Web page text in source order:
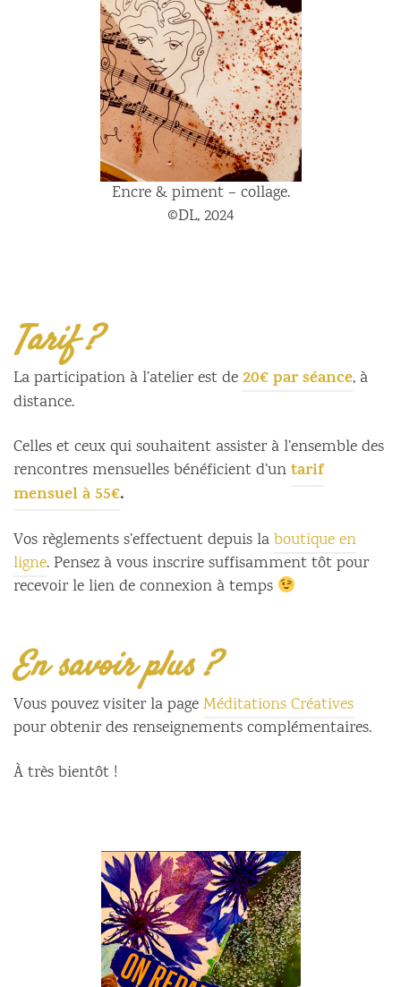
Encre & piment – collage.
©DL, 2024
Tarif ?
La participation à l’atelier est de20€ par séance, à
distance.
Celles et ceux qui souhaitent assister à l’ensemble des
rencontres mensuelles bénéficient d’untarif
mensuel à 55€.
Vos règlements s’effectuent depuis laboutique en
ligne. Pensez à vous inscrire suffisamment tôt pour
recevoir le lien de connexion à temps
En savoir plus ?
Vous pouvez visiter la pageMéditations Créatives
pour obtenir des renseignements complémentaires.
À très bientôt !